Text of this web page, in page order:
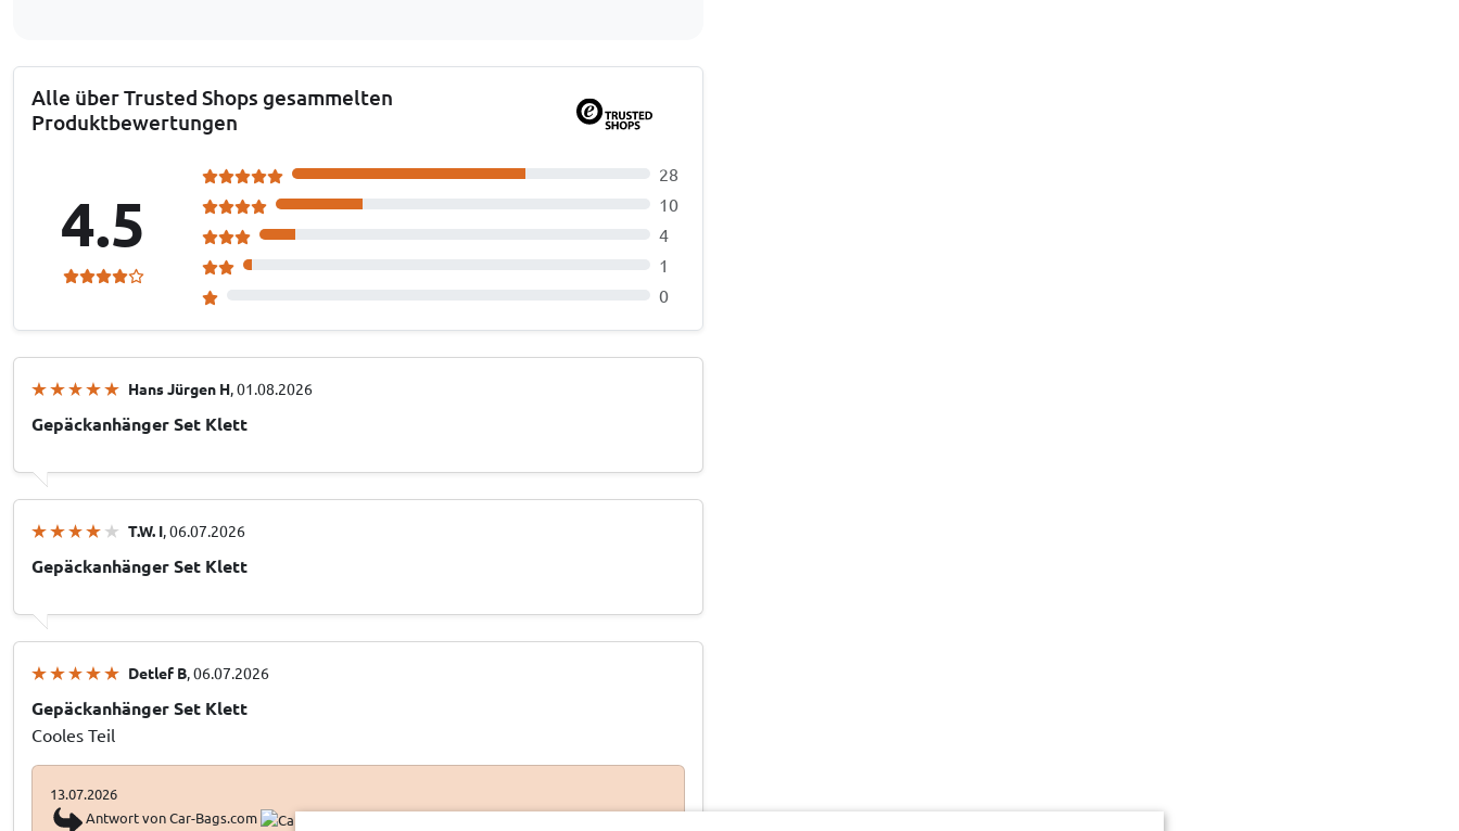
Alle über Trusted Shops gesammelten
Produktbewertungen
4.5
28
10
4
1
0
Hans Jürgen H, 01.08.2026
Gepäckanhänger Set Klett
T.W. I, 06.07.2026
Gepäckanhänger Set Klett
Detlef B, 06.07.2026
Gepäckanhänger Set Klett
Cooles Teil
13.07.2026
Antwort von Car-Bags.com